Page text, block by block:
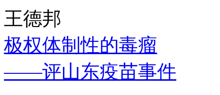
王德邦
极权体制性的毒瘤
——评山东疫苗事件